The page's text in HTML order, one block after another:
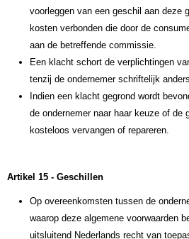
voorleggen van een geschil aan deze
kosten verbonden die door de
aan de betreffende commissie.
Een klacht schort de verplichtingen
tenzij de ondernemer schriftelijk
Indien een klacht gegrond wordt
de ondernemer naar haar keuze of de
kosteloos vervangen of repareren.
Artikel 15 - Geschillen
Op overeenkomsten tussen de
waarop deze algemene voorwaarden
uitsluitend Nederlands recht van